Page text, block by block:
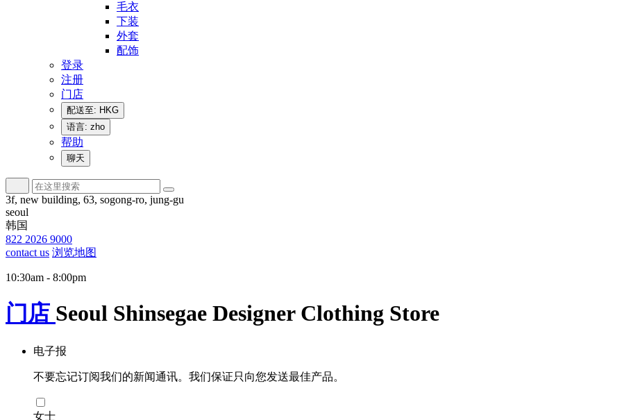
毛衣
下装
外套
配饰
登录
注册
门店
配送至: HKG
语言: zho
帮助
聊天
3f, new building, 63, sogong-ro, jung-gu
seoul
韩国
822 2026 9000
contact us 浏览地图
10:30am - 8:00pm
门店 Seoul Shinsegae Designer Clothing Store
电子报
不要忘记订阅我们的新闻通讯。我们保证只向您发送最佳产品。
女士